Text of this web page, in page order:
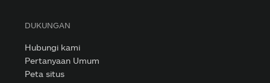
DUKUNGAN
Hubungi kami
Pertanyaan Umum
Peta situs